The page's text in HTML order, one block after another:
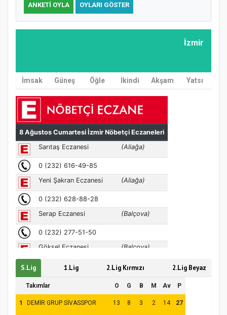
MÜFTÜ ABULSELAM ÖZDERE’YE ZİYARET
ANKETI OYLA OYLARI GÖSTER
İzmir
İmsak Güneş Öğle İkindi Akşam Yatsı
S.Lig 1.Lig 2.Lig Kırmızı 2.Lig Beyaz
Takımlar O G B M Av P
1 DEMİR GRUP SİVASSPOR 13 8 3 2 14 27